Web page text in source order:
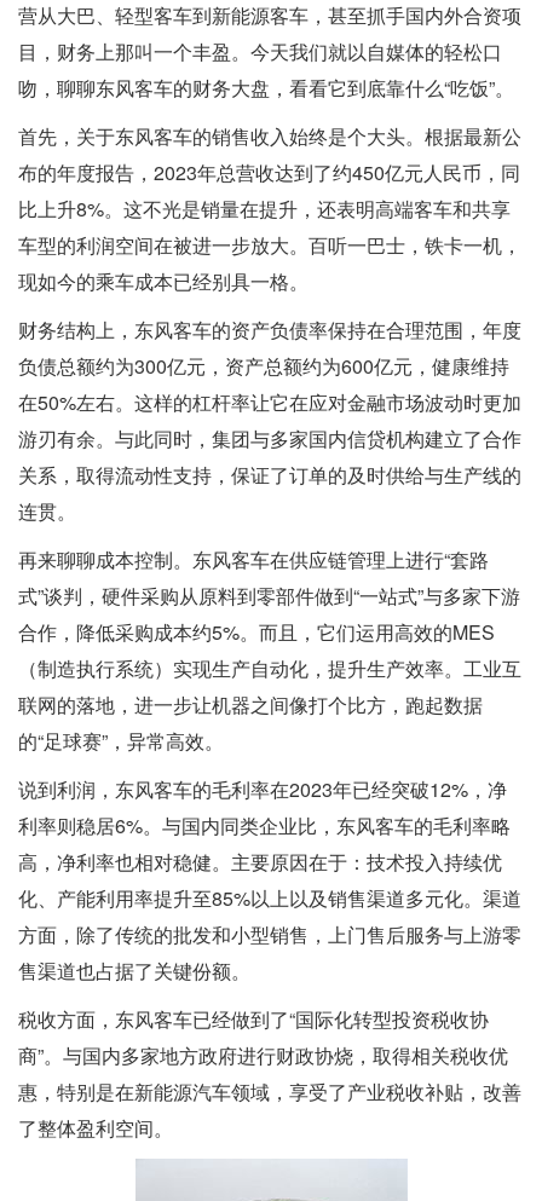
营从大巴、轻型客车到新能源客车，甚至抓手国内外合资项
目，财务上那叫一个丰盈。今天我们就以自媒体的轻松口
吻，聊聊东风客车的财务大盘，看看它到底靠什么“吃饭”。
首先，关于东风客车的销售收入始终是个大头。根据最新公
布的年度报告，2023年总营收达到了约450亿元人民币，同
比上升8%。这不光是销量在提升，还表明高端客车和共享
车型的利润空间在被进一步放大。百听一巴士，铁卡一机，
现如今的乘车成本已经别具一格。
财务结构上，东风客车的资产负债率保持在合理范围，年度
负债总额约为300亿元，资产总额约为600亿元，健康维持
在50%左右。这样的杠杆率让它在应对金融市场波动时更加
游刃有余。与此同时，集团与多家国内信贷机构建立了合作
关系，取得流动性支持，保证了订单的及时供给与生产线的
连贯。
再来聊聊成本控制。东风客车在供应链管理上进行“套路
式”谈判，硬件采购从原料到零部件做到“一站式”与多家下游
合作，降低采购成本约5%。而且，它们运用高效的MES
（制造执行系统）实现生产自动化，提升生产效率。工业互
联网的落地，进一步让机器之间像打个比方，跑起数据
的“足球赛”，异常高效。
说到利润，东风客车的毛利率在2023年已经突破12%，净
利率则稳居6%。与国内同类企业比，东风客车的毛利率略
高，净利率也相对稳健。主要原因在于：技术投入持续优
化、产能利用率提升至85%以上以及销售渠道多元化。渠道
方面，除了传统的批发和小型销售，上门售后服务与上游零
售渠道也占据了关键份额。
税收方面，东风客车已经做到了“国际化转型投资税收协
商”。与国内多家地方政府进行财政协烧，取得相关税收优
惠，特别是在新能源汽车领域，享受了产业税收补贴，改善
了整体盈利空间。